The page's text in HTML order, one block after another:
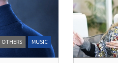
OTHERS MUSIC